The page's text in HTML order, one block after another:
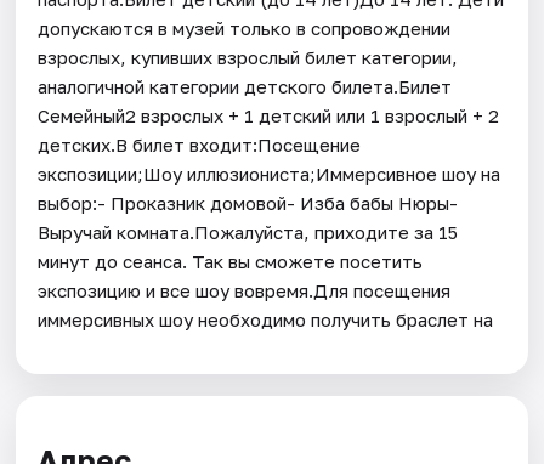
допускаются в музей только в сопровождении
взрослых, купивших взрослый билет категории,
аналогичной категории детского билета.Билет
Семейный2 взрослых + 1 детский или 1 взрослый + 2
детских.В билет входит:Посещение
экспозиции;Шоу иллюзиониста;Иммерсивное шоу на
выбор:- Проказник домовой- Изба бабы Нюры-
Выручай комната.Пожалуйста, приходите за 15
минут до сеанса. Так вы сможете посетить
экспозицию и все шоу вовремя.Для посещения
иммерсивных шоу необходимо получить браслет на